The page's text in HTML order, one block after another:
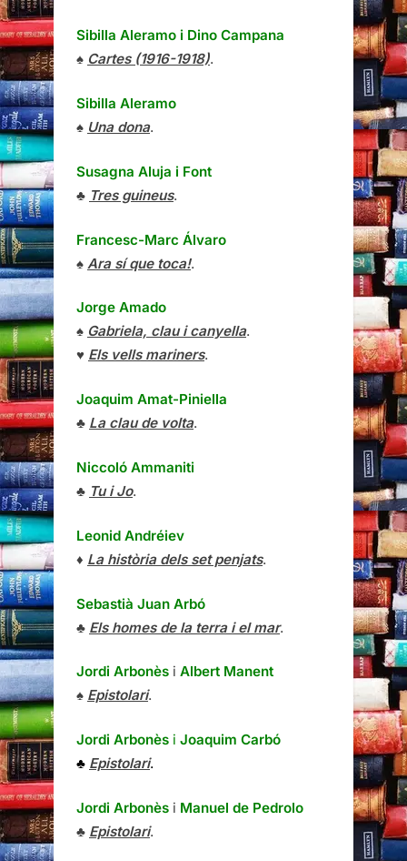
Sibilla Aleramo i Dino Campana
♠ Cartes (1916-1918).
Sibilla Aleramo
♠ Una dona.
Susagna Aluja i Font
♣ Tres guineus.
Francesc-Marc Álvaro
♠ Ara sí que toca!.
Jorge Amado
♠ Gabriela, clau i canyella.
♥ Els vells mariners.
Joaquim Amat-Piniella
♣ La clau de volta.
Niccoló Ammaniti
♣ Tu i Jo.
Leonid Andréiev
♦ La història dels set penjats.
Sebastià Juan Arbó
♣ Els homes de la terra i el mar.
Jordi Arbonès i Albert Manent
♠ Epistolari.
Jordi Arbonès i Joaquim Carbó
♣ Epistolari.
Jordi Arbonès i Manuel de Pedrolo
♣ Epistolari.